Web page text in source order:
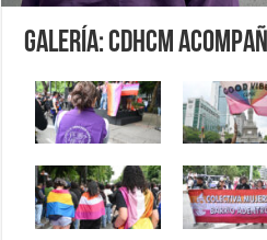
Galería: CDHCM